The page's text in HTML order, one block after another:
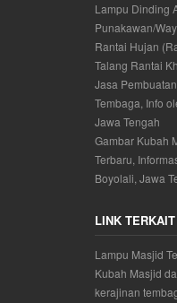
Lampu Dinding
Punakawan/
Rantai Hujan
Talang Rantai
Jasa
Tembaga, Info
Jawa Tengah
Gambar Kubah
Terbaru,
Boyolali, Jawa
LINK TERKAIT
Lampu Masjid
Kubah Masjid
kerajinan